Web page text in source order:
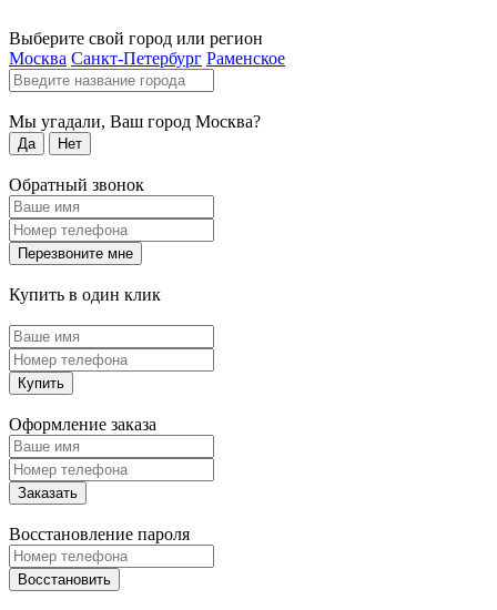
Выберите свой город или регион
Москва Санкт-Петербург Раменское
Мы угадали, Ваш город Москва?
Да Нет
Обратный звонок
Перезвоните мне
Купить в один клик
Купить
Оформление заказа
Заказать
Восстановление пароля
Восстановить